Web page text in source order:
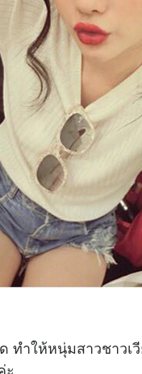
ให้หนุ่มสาวชาวเวี
ะ